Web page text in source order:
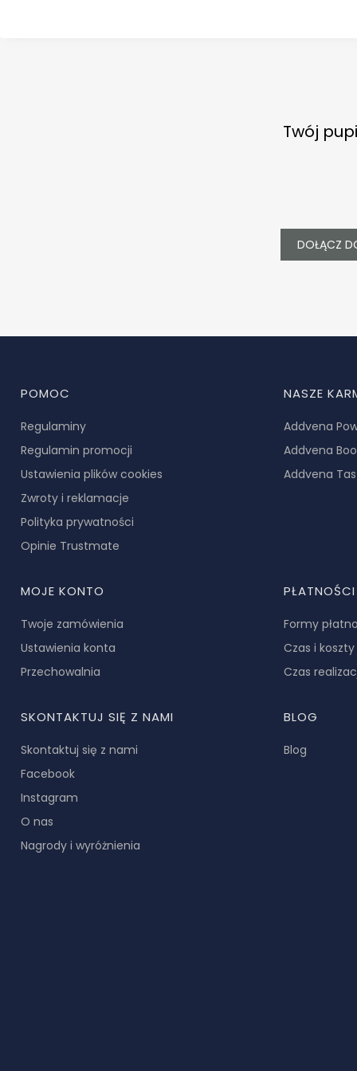
Twój
DOŁĄCZ
Linki w stopce
POMOC
Regulaminy
Regulamin promocji
Ustawienia plików cookies
Zwroty i reklamacje
Polityka prywatności
Opinie Trustmate
NASZE
Addvena
Addvena
Addvena
MOJE KONTO
Twoje zamówienia
Ustawienia konta
Przechowalnia
Formy
Czas i
Czas
SKONTAKTUJ SIĘ Z NAMI
Skontaktuj się z nami
Facebook
Instagram
O nas
Nagrody i wyróżnienia
BLOG
Blog